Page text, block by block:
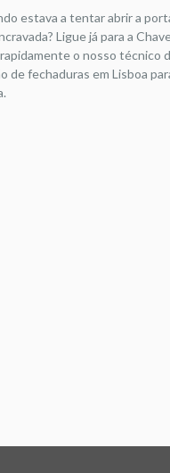
estava a tentar abrir a
Ligue já para a
o nosso técnico
de fechaduras em Lisboa